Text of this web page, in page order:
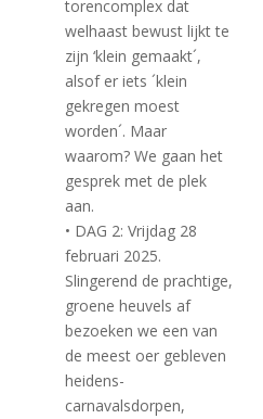
torencomplex dat
welhaast bewust lijkt te
zijn ‘klein gemaakt´,
alsof er iets ´klein
gekregen moest
worden´. Maar
waarom? We gaan het
gesprek met de plek
aan.
• DAG 2: Vrijdag 28
februari 2025.
Slingerend de prachtige,
groene heuvels af
bezoeken we een van
de meest oer gebleven
heidens-
carnavalsdorpen,